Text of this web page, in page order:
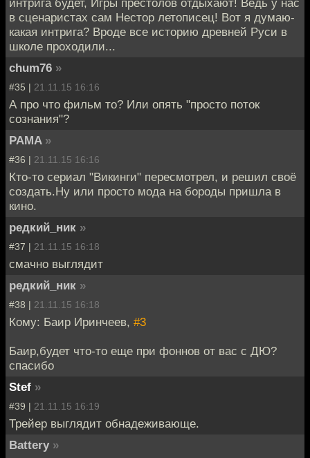
в сценаристах сам Нестор летописец! Вот я думаю-
какая интрига? Вроде все историю древней Руси в
школе проходили...
chum76 »
#35 | 21.11.15 16:16
А про что фильм то? Или опять "просто поток
сознания"?
PAMA »
#36 | 21.11.15 16:16
Кто-то сериал "Викинги" пересмотрел, и решил своё
создать.Ну или просто мода на бороды пришла в
кино.
редкий_ник »
#37 | 21.11.15 16:18
смачно выглядит
редкий_ник »
#38 | 21.11.15 16:18
Кому: Баир Иринчеев, #3
Баир,будет что-то еще при фоннов от вас с ДЮ?
спасибо
Stef »
#39 | 21.11.15 16:19
Трейер выглядит обнадеживающе.
Battery »